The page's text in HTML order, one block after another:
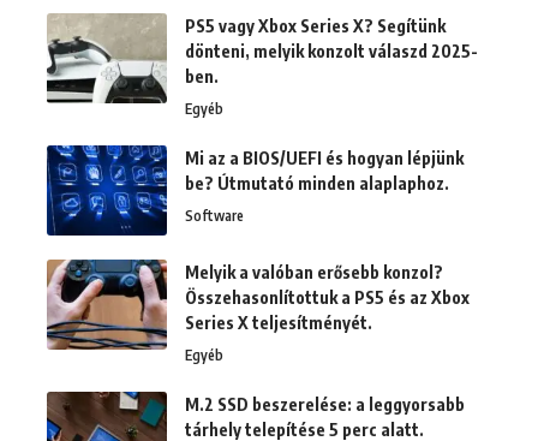
PS5 vagy Xbox Series X? Segítünk
dönteni, melyik konzolt válaszd 2025-
ben.
Egyéb
Mi az a BIOS/UEFI és hogyan lépjünk
be? Útmutató minden alaplaphoz.
Software
Melyik a valóban erősebb konzol?
Összehasonlítottuk a PS5 és az Xbox
Series X teljesítményét.
Egyéb
M.2 SSD beszerelése: a leggyorsabb
tárhely telepítése 5 perc alatt.